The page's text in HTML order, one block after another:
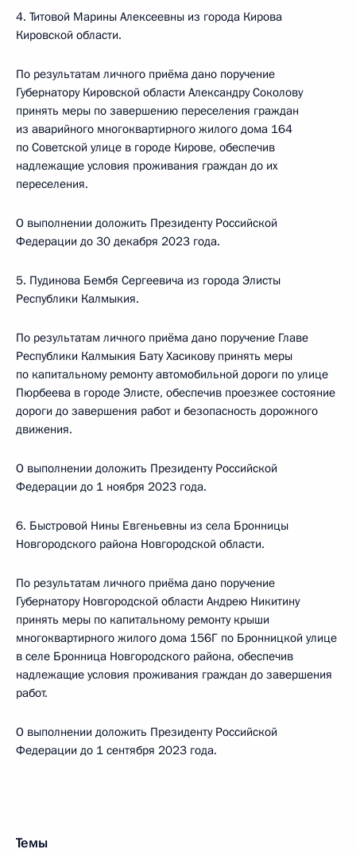
4. Титовой Марины Алексеевны из города Кирова
Кировской области.
По результатам личного приёма дано поручение
Губернатору Кировской области Александру Соколову
принять меры по завершению переселения граждан
из аварийного многоквартирного жилого дома 164
по Советской улице в городе Кирове, обеспечив
надлежащие условия проживания граждан до их
переселения.
О выполнении доложить Президенту Российской
Федерации до 30 декабря 2023 года.
5. Пудинова Бембя Сергеевича из города Элисты
Республики Калмыкия.
По результатам личного приёма дано поручение Главе
Республики Калмыкия Бату Хасикову принять меры
по капитальному ремонту автомобильной дороги по улице
Пюрбеева в городе Элисте, обеспечив проезжее состояние
дороги до завершения работ и безопасность дорожного
движения.
О выполнении доложить Президенту Российской
Федерации до 1 ноября 2023 года.
6. Быстровой Нины Евгеньевны из села Бронницы
Новгородского района Новгородской области.
По результатам личного приёма дано поручение
Губернатору Новгородской области Андрею Никитину
принять меры по капитальному ремонту крыши
многоквартирного жилого дома 156Г по Бронницкой улице
в селе Бронница Новгородского района, обеспечив
надлежащие условия проживания граждан до завершения
работ.
О выполнении доложить Президенту Российской
Федерации до 1 сентября 2023 года.
Темы